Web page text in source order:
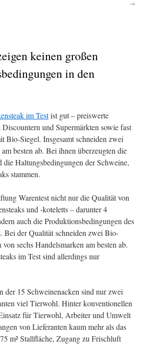
→
keinen großen
in den
im Testist gut – preiswerte
und Supermärkten sowie fast
Bio-Siegel. Insgesamt schneiden zwei
besten ab. Bei ihnen überzeugten die
die Haltungsbedingungen der Schweine,
stammen.
Warentest nicht nur die Qualität von
und -koteletts – darunter 4
auch die Produktionsbedingungen des
Bei der Qualität schneiden zwei Bio-
sechs Handelsmarken am besten ab.
im Test sind allerdings nur
der 15 Schweinenacken sind nur zwei
viel Tierwohl. Hinter konventionellen
für Tierwohl, Arbeiter und Umwelt
von Lieferanten kaum mehr als das
m² Stallfläche, Zugang zu Frischluft